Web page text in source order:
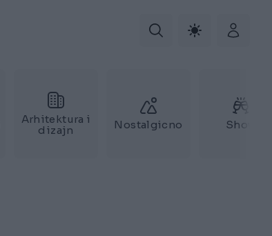
Arhitektura i
dizajn
Nostalgicno Show